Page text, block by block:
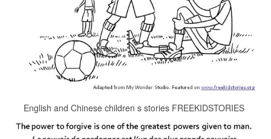
English and Chinese children s stories FREEKIDSTORIES